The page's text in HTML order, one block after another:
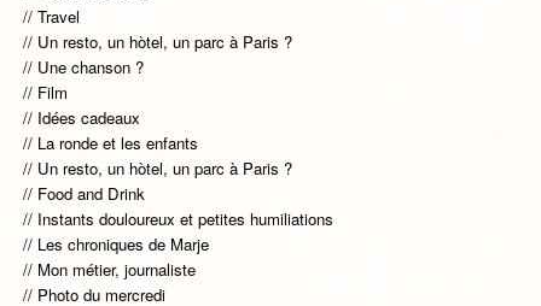
Travel
Un resto, un hòtel, un parc à Paris ?
Une chanson ?
Film
Idées cadeaux
La ronde et les enfants
Un resto, un hòtel, un parc à Paris ?
Food and Drink
Instants douloureux et petites humiliations
Les chroniques de Marje
Mon métier, journaliste
Photo du mercredi